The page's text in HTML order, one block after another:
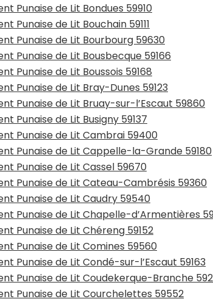
Punaise de Lit Bondues 59910
Punaise de Lit Bouchain 59111
Punaise de Lit Bourbourg 59630
Punaise de Lit Bousbecque 59166
Punaise de Lit Boussois 59168
Punaise de Lit Bray-Dunes 59123
Punaise de Lit Bruay-sur-l’Escaut 59860
Punaise de Lit Busigny 59137
Punaise de Lit Cambrai 59400
Punaise de Lit Cappelle-la-Grande 59180
Punaise de Lit Cassel 59670
Punaise de Lit Cateau-Cambrésis 59360
Punaise de Lit Caudry 59540
Punaise de Lit Chapelle-d’Armentières
Punaise de Lit Chéreng 59152
Punaise de Lit Comines 59560
Punaise de Lit Condé-sur-l’Escaut 59163
Punaise de Lit Coudekerque-Branche
Punaise de Lit Courchelettes 59552